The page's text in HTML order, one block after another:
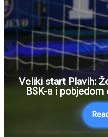
Veliki start Plavih:
BSK-a i